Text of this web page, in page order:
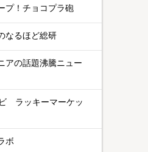
プ！チョコプラ砲
なるほど総研
アの話題沸騰ニュー
ラッキーマーケッ
ボ